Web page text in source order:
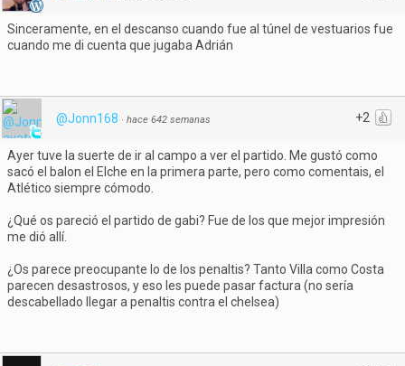
Sinceramente, en el descanso cuando fue al túnel de vestuarios fue
cuando me di cuenta que jugaba Adrián
+2
@Jonn168 · hace 642 semanas
Ayer tuve la suerte de ir al campo a ver el partido. Me gustó como
sacó el balon el Elche en la primera parte, pero como comentais, el
Atlético siempre cómodo.
¿Qué os pareció el partido de gabi? Fue de los que mejor impresión
me dió allí.
¿Os parece preocupante lo de los penaltis? Tanto Villa como Costa
parecen desastrosos, y eso les puede pasar factura (no sería
descabellado llegar a penaltis contra el chelsea)